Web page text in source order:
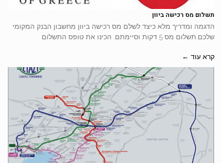
תשלום מס רכישה ביוון
הדגמה ומדריך מלא כיצד לשלם מס רכישה ביוון מחשבון הבנק המקומי
שלכם.תשלום מס 5 דקות וסיימתם. הכינו את טופס התשלום
קרא עוד ←